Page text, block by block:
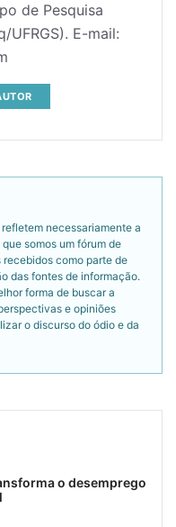
de Pesquisa
UFRGS). E-mail:
necessariamente a
somos um fórum de
como parte de
das fontes de informação.
forma de buscar a
e opiniões
o discurso do ódio e da
o desemprego